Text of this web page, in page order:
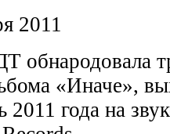
2011
обнародовала
«Иначе»,
2011 года на